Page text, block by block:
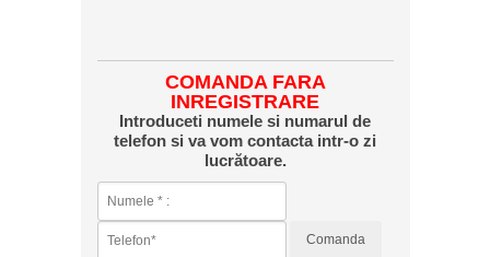
COMANDA FARA
INREGISTRARE
Introduceti numele si numarul de
telefon si va vom contacta intr-o zi
lucrătoare.
Comanda